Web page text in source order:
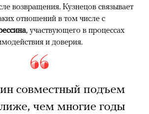
возвращения. Кузнецов связывает
отношений в том числе с
, участвующего в процессах
и доверия.
совместный подъем
чем многие годы